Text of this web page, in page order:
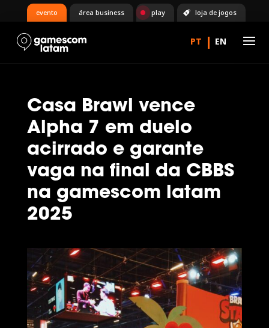
evento área business play loja de jogos
Casa Brawl vence
Alpha 7 em duelo
acirrado e garante
vaga na final da CBBS
na gamescom latam
2025